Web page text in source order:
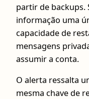
partir de backups.
informação uma
capacidade de
mensagens
assumir a conta.
O alerta ressalta
mesma chave de